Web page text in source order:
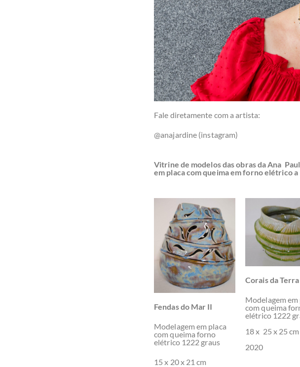
Fale diretamente com a artista:
@anajardine (instagram)
Vitrine de modelos das obras da Ana
em placa com queima em forno elétrico a
Fendas do Mar II
Modelagem em placa
com queima forno
elétrico 1222 graus
15 x 20 x 21 cm
Corais da
Modelagem em
com queima
elétrico 1222
18 x 25 x 25 cm
2020